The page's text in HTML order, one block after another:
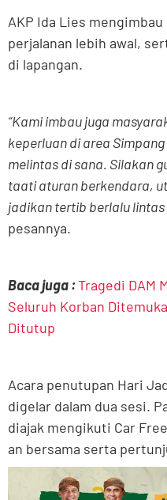
AKP Ida Lies
perjalanan lebih awal,
di lapangan.
“Kami imbau juga
keperluan di area
melintas di sana. Silakan
taati aturan berkendara,
jadikan tertib berlalu
pesannya.
Baca juga :Tragedi DAM
Seluruh Korban
Ditutup
Acara penutupan Hari
digelar dalam dua sesi.
diajak mengikuti Car
an bersama serta